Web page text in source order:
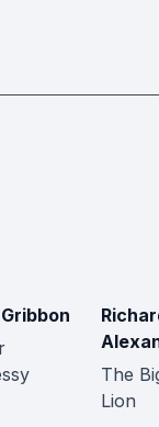
The
Lion